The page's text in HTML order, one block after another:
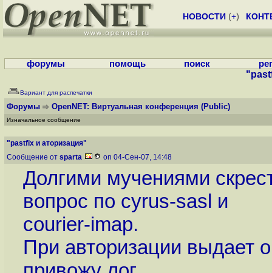
НОВОСТИ (+)
форумы помощь поиск
Вариант для распечатки
Форумы OpenNET: Виртуальная конференция (Public)
Изначальное сообщение
"pastfix и аторизация"
Сообщение от sparta on 04-Сен-07, 14:48
Долгими мучениями
вопрос по cyrus-sasl и
courier-imap.
При авторизации выдает